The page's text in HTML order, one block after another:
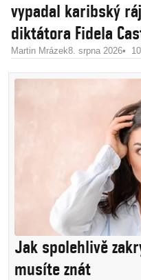
vypadal karibský
diktátora Fidela
Martin Mrázek8. srpna 2026
Jak spolehlivě
musíte znát